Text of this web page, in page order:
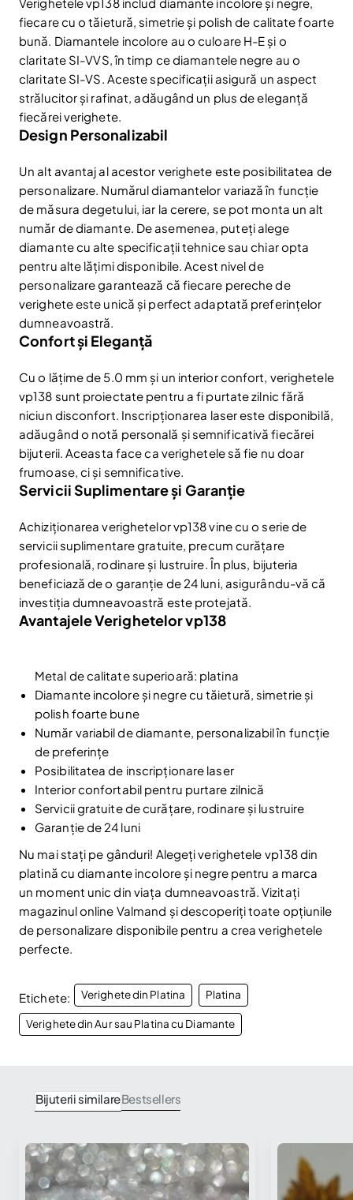
Reduceri și noutăți doar pentru abonați
la newsletter-ul nostru.
Abonare
Am citit și sunt de acord cu Politica de confidentialitate
Nu mai afișa.
fiecare cu o tăietură, simetrie și polish de calitate foarte
bună. Diamantele incolore au o culoare H-E și o
claritate SI-VVS, în timp ce diamantele negre au o
claritate SI-VS. Aceste specificații asigură un aspect
strălucitor și rafinat, adăugând un plus de eleganță
fiecărei verighete.
Design Personalizabil
Un alt avantaj al acestor verighete este posibilitatea de
personalizare. Numărul diamantelor variază în funcție
de măsura degetului, iar la cerere, se pot monta un alt
număr de diamante. De asemenea, puteți alege
diamante cu alte specificații tehnice sau chiar opta
pentru alte lățimi disponibile. Acest nivel de
personalizare garantează că fiecare pereche de
verighete este unică și perfect adaptată preferințelor
dumneavoastră.
Confort și Eleganță
Cu o lățime de 5.0 mm și un interior confort, verighetele
vp138 sunt proiectate pentru a fi purtate zilnic fără
niciun disconfort. Inscripționarea laser este disponibilă,
adăugând o notă personală și semnificativă fiecărei
bijuterii. Aceasta face ca verighetele să fie nu doar
frumoase, ci și semnificative.
Servicii Suplimentare și Garanție
Achiziționarea verighetelor vp138 vine cu o serie de
servicii suplimentare gratuite, precum curățare
profesională, rodinare și lustruire. În plus, bijuteria
beneficiază de o garanție de 24 luni, asigurându-vă că
investiția dumneavoastră este protejată.
Avantajele Verighetelor vp138
Metal de calitate superioară: platina
Diamante incolore și negre cu tăietură, simetrie și
polish foarte bune
Număr variabil de diamante, personalizabil în funcție
de preferințe
Posibilitatea de inscripționare laser
Interior confortabil pentru purtare zilnică
Servicii gratuite de curățare, rodinare și lustruire
Garanție de 24 luni
Nu mai stați pe gânduri! Alegeți verighetele vp138 din
platină cu diamante incolore și negre pentru a marca
un moment unic din viața dumneavoastră. Vizitați
magazinul online Valmand și descoperiți toate opțiunile
de personalizare disponibile pentru a crea verighetele
perfecte.
Etichete: Verighete din Platina Platina
Verighete din Aur sau Platina cu Diamante
Bijuterii similareBestsellers